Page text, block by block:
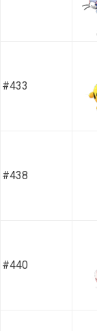
#433
#438
#440